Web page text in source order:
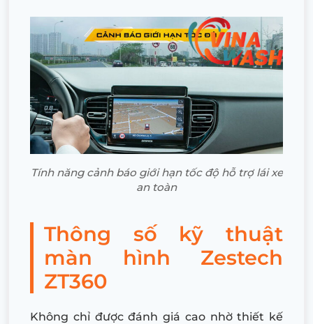
Tính năng cảnh báo giới hạn tốc độ hỗ trợ lái xe
an toàn
Thông số kỹ thuật
màn hình Zestech
ZT360
Không chỉ được đánh giá cao nhờ thiết kế